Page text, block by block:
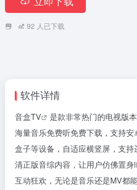
92 人已下载
软件详情
音盒TV
是款非常热门的电视版
海量音乐免费听免费下载，支持
盒子等设备，自适应横竖屏，支
清正版音综内容，让用户仿佛置
互动狂欢，无论是音乐还是MV都